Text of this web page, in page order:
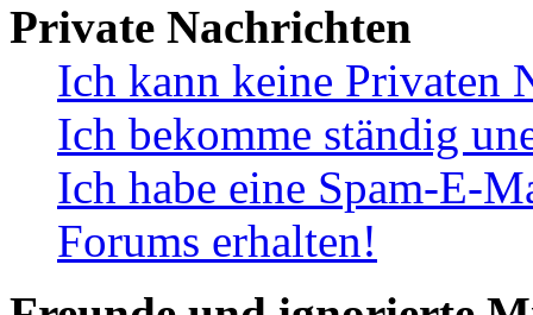
Private Nachrichten
Ich kann keine Privaten
Ich bekomme ständig
Ich habe eine Spam-E-
Forums erhalten!